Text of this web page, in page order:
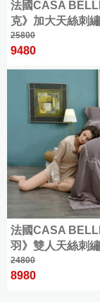
法國CASA
克》加大天絲刺
蹣抗菌吸濕排汗兩
組(共三色)
25800
9480
法國CASA
羽》雙人天絲刺
蹣抗菌吸濕排汗兩
組(共兩色可選)
24800
8980